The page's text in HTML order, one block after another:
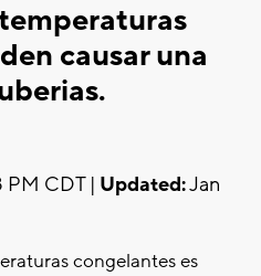
causar una
PM CDT | Updated:Jan
congelantes es